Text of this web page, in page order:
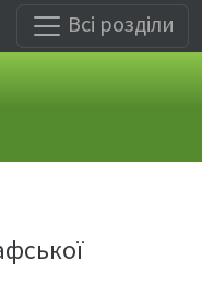
Всі розділи